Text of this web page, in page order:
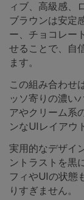
ィブ、高級感、
ブラウンは安定
ー、チョコレー
せることで、自
ます。
この組み合わせ
ッソ寄りの濃い
アやクリーム系
ンなUIレイアウ
実用的なデザイ
ントラストを黒
フィやUIの状態
りすぎません。